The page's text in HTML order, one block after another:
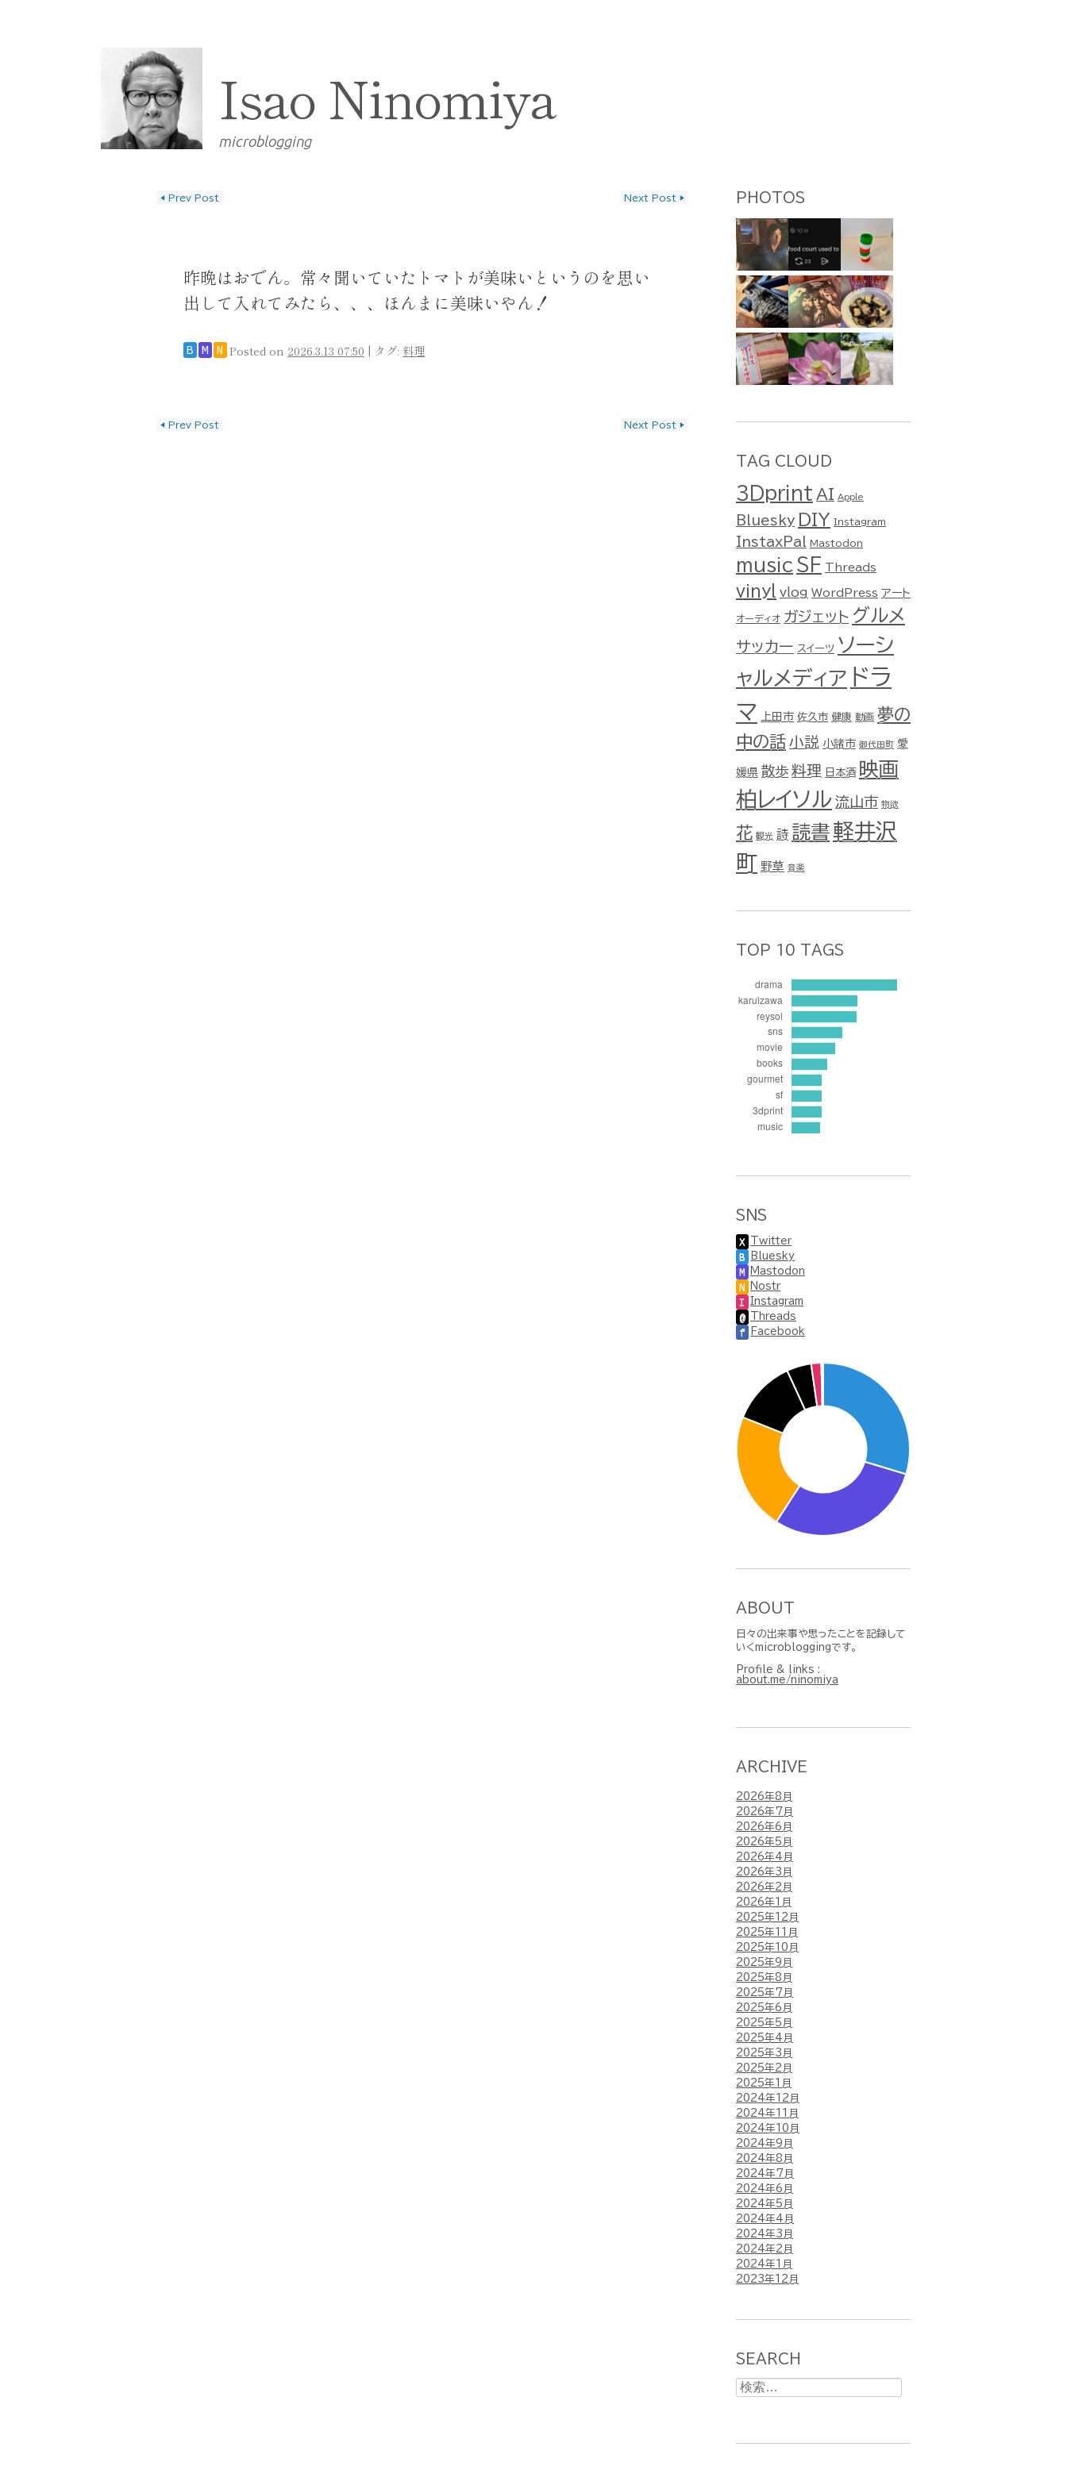
Isao Ninomiya
microblogging
◀ Prev Post Next Post ▶
昨晩はおでん。常々聞いていたトマトが美味いというのを思い
出して入れてみたら、、、ほんまに美味いやん！
B M N Posted on 2026.3.13 07:50 | タグ: 料理
投稿ナビゲーション
◀ Prev Post Next Post ▶
PHOTOS
TAG CLOUD
3Dprint AI Apple
Bluesky DIY Instagram
InstaxPal Mastodon
music SF Threads
vinyl vlog WordPress アート
オーディオ ガジェット グルメ
サッカー スイーツ ソーシ
ャルメディア ドラ
マ
上田市 佐久市 健康 動画 夢の
中の話 小説 小諸市 御代田町 愛
媛県 散歩 料理 日本酒 映画
柏レイソル 流山市 物欲
花 観光 詩 読書軽井沢
町 野草 音楽
TOP 10 TAGS
SNS
X Twitter
B Bluesky
M Mastodon
N Nostr
I Instagram
@ Threads
f Facebook
ABOUT
日々の出来事や思ったことを記録して
いくmicrobloggingです。
Profile & links :
about.me/ninomiya
ARCHIVE
2026年8月
2026年7月
2026年6月
2026年5月
2026年4月
2026年3月
2026年2月
2026年1月
2025年12月
2025年11月
2025年10月
2025年9月
2025年8月
2025年7月
2025年6月
2025年5月
2025年4月
2025年3月
2025年2月
2025年1月
2024年12月
2024年11月
2024年10月
2024年9月
2024年8月
2024年7月
2024年6月
2024年5月
2024年4月
2024年3月
2024年2月
2024年1月
2023年12月
SEARCH
検
索: